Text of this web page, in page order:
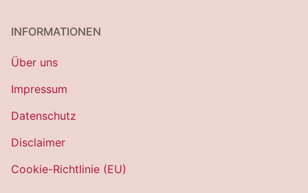
INFORMATIONEN
Über uns
Impressum
Datenschutz
Disclaimer
Cookie-Richtlinie (EU)